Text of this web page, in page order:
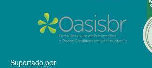
Suportado por